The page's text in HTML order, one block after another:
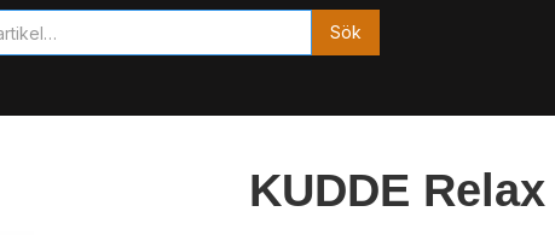
KUDDE